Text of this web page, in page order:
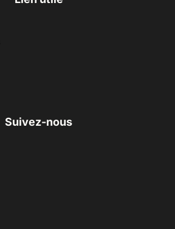
Suivez-nous